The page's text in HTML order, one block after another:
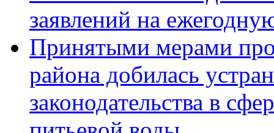
заявлений на
Принятыми мерами
района добилась
законодательства в